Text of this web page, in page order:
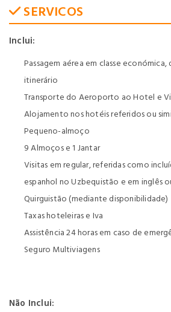
SERVICOS
Inclui:
Passagem aérea em classe
itinerário
Transporte do Aeroporto ao Hotel e
Alojamento nos hotéis referidos ou
Pequeno-almoço
9 Almoços e 1 Jantar
Visitas em regular, referidas como
espanhol no Uzbequistão e em inglês
Quirguistão (mediante disponibilidade)
Taxas hoteleiras e Iva
Assistência 24 horas em caso de
Seguro Multiviagens
Não Inclui: